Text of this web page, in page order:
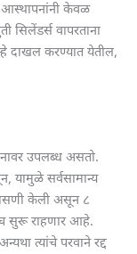
आस्थापनांनी केवळ
सिलेंडर्स वापरताना
दाखल करण्यात येतील,
उपलब्ध असतो.
यामुळे सर्वसामान्य
केली असून ८
सुरू राहणार आहे.
त्यांचे परवाने रद्द